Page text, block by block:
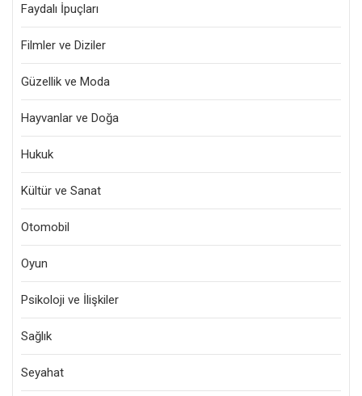
Faydalı İpuçları
Filmler ve Diziler
Güzellik ve Moda
Hayvanlar ve Doğa
Hukuk
Kültür ve Sanat
Otomobil
Oyun
Psikoloji ve İlişkiler
Sağlık
Seyahat